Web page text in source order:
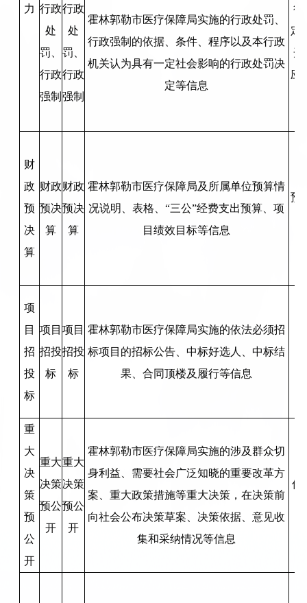
力 行政
处
罚、
行政
强制
行政
处
罚、
行政
强制
霍林郭勒市医疗保障局实施的行政处罚、
行政强制的依据、条件、程序以及本行政
机关认为具有一定社会影响的行政处罚决
定等信息
行
定
开
应
财
政
预
决
算
财政
预决
算
财政
预决
算
霍林郭勒市医疗保障局及所属单位预算情
况说明、表格、“三公”经费支出预算、项
目绩效目标等信息
预
项
目
招
投
标
项目
招投
标
项目
招投
标
霍林郭勒市医疗保障局实施的依法必须招
标项目的招标公告、中标好选人、中标结
果、合同顶楼及履行等信息
重
大
决
策
预
公
开
重大
决策
预公
开
重大
决策
预公
开
霍林郭勒市医疗保障局实施的涉及群众切
身利益、需要社会广泛知晓的重要改革方
案、重大政策措施等重大决策，在决策前
向社会公布决策草案、决策依据、意见收
集和采纳情况等信息
信